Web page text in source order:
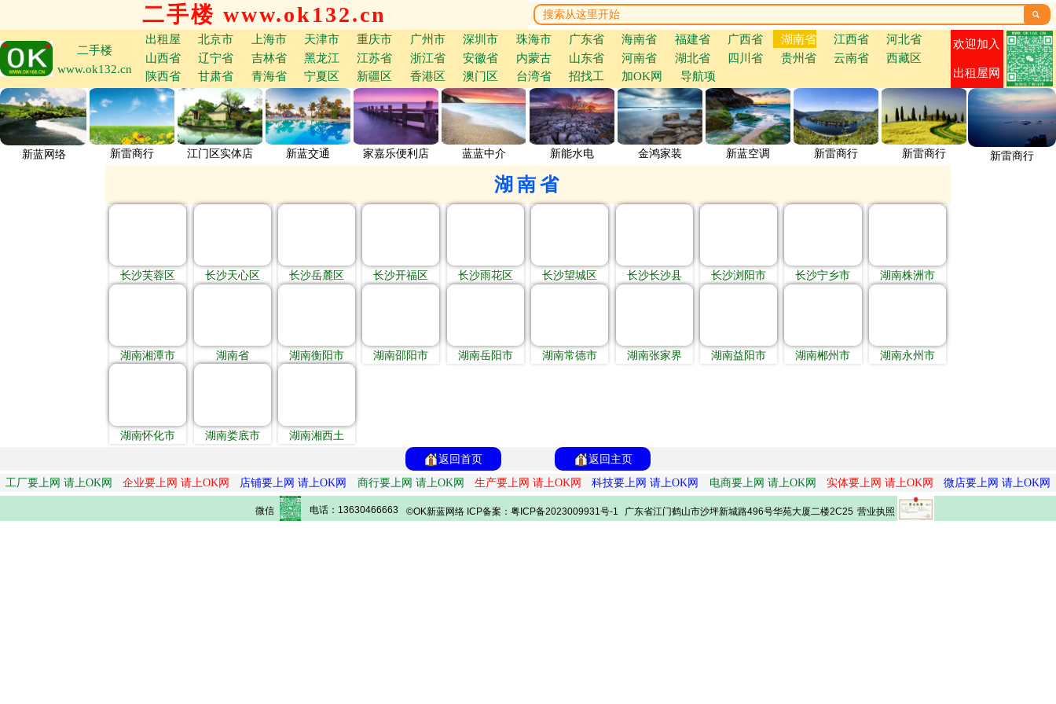
二手楼 www.ok132.cn 
二手楼
www.ok132.cn
出租屋 北京市 上海市 天津市 重庆市 广州市 深圳市 珠海市 广东省 海南省 福建省 广西省 湖南省 江西省
河北省
山西省
辽宁省 吉林省 黑龙江 江苏省 浙江省 安徽省 内蒙古 山东省 河南省 湖北省 四川省 贵州省 云南省
西藏区
陕西省
甘肃省 青海省 宁夏区 新疆区 香港区 澳门区 台湾省 招找工 加OK网 导航项
欢迎加入
出租屋网
新蓝网络 新雷商行 江门区实体店 新蓝交通 家嘉乐便利店 蓝蓝中介 新能水电 金鸿家装 新蓝空调 新雷商行 新雷商行 新雷商行
湖南省
长沙芙蓉区 长沙天心区 长沙岳麓区 长沙开福区 长沙雨花区 长沙望城区 长沙长沙县 长沙浏阳市 长沙宁乡市 湖南株洲市
湖南湘潭市 湖南省 湖南衡阳市 湖南邵阳市 湖南岳阳市 湖南常德市 湖南张家界 湖南益阳市 湖南郴州市 湖南永州市
湖南怀化市 湖南娄底市
湖南湘西土
返回首页
返回主页
工厂要上网 请上OK网
企业要上网 请上OK网 店铺要上网 请上OK网 商行要上网 请上OK网 生产要上网 请上OK网 科技要上网 请上OK网 电商要上网 请上OK网 实体要上网 请上OK网 微店要上网 请上OK网
微信 电话：13630466663 ©OK新蓝网络 ICP备案：粤ICP备2023009931号-1 广东省江门鹤山市沙坪新城路496号华苑大厦二楼2C25 营业执照